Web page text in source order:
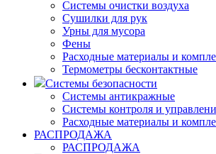
Системы очистки воздуха
Сушилки для рук
Урны для мусора
Фены
Расходные материалы и
Термометры бесконтактные
Системы безопасности
Системы антикражные
Системы контроля и
Расходные материалы и
РАСПРОДАЖА
РАСПРОДАЖА